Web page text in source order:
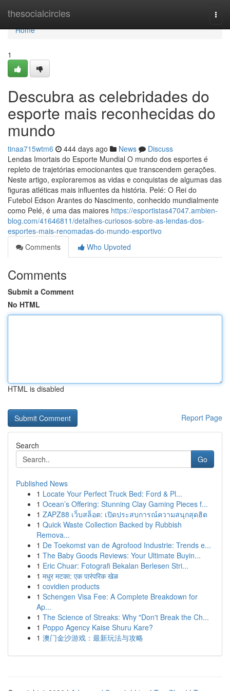
thesocialcircles
Home
Home
1
Descubra as celebridades do
esporte mais reconhecidas do
mundo
tinaa715wtm6 444 days ago News
Discuss
Lendas Imortais do Esporte Mundial O mundo dos esportes é
repleto de trajetórias emocionantes que transcendem gerações.
Neste artigo, exploraremos as vidas e conquistas de algumas das
figuras atléticas mais influentes da história. Pelé: O Rei do
Futebol Edson Arantes do Nascimento, conhecido mundialmente
como Pelé, é uma das maiores https://esportistas47047.ambien-
blog.com/41646811/detalhes-curiosos-sobre-as-lendas-dos-
esportes-mais-renomadas-do-mundo-esportivo
Comments
Who Upvoted
Comments
Submit a Comment
No HTML
HTML is disabled
Report Page
Search
Go
Published News
1 Locate Your Perfect Truck Bed: Ford & Pl...
1 Ocean’s Offering: Stunning Clay Gaming Pieces f...
1 ZAPZ88 เว็บสล็อต: เปิดประสบการณ์ความสนุกสุดฮิต
1 Quick Waste Collection Backed by Rubbish
Remova...
1 De Toekomst van de Agrofood Industrie: Trends e...
1 The Baby Goods Reviews: Your Ultimate Buyin...
1 Eric Chuar: Fotografi Bekalan Berlesen Stri...
1 मधुर मटका: एक पारंपरिक खेळ
1 covidien products
1 Schengen Visa Fee: A Complete Breakdown for
Ap...
1 The Science of Streaks: Why "Don't Break the Ch...
1 Poppo Agency Kaise Shuru Kare?
1 澳门金沙游戏：最新玩法与攻略